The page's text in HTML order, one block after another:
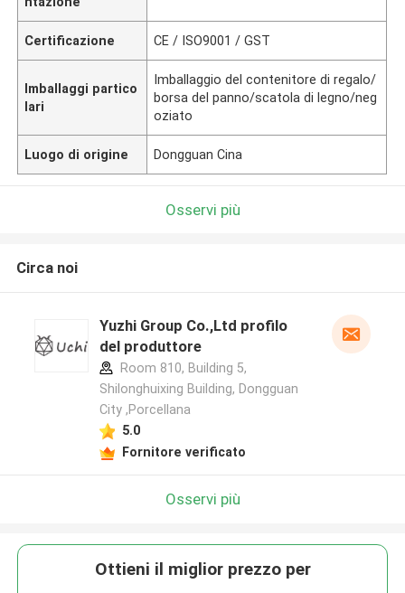
Certificazione CE / ISO9001 / GST
Imballaggi partico
lari
Imballaggio del contenitore di regalo/
borsa del panno/scatola di legno/neg
oziato
Luogo di origine Dongguan Cina
Osservi più
Circa noi
Yuzhi Group Co.,Ltd profilo
del produttore
Room 810, Building 5,
Shilonghuixing Building, Dongguan
City ,Porcellana
5.0
Fornitore verificato
Osservi più
Ottieni il miglior prezzo per